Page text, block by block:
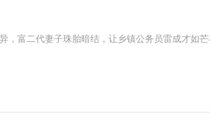
富二代妻子珠胎暗结，让乡镇公务员雷成才如